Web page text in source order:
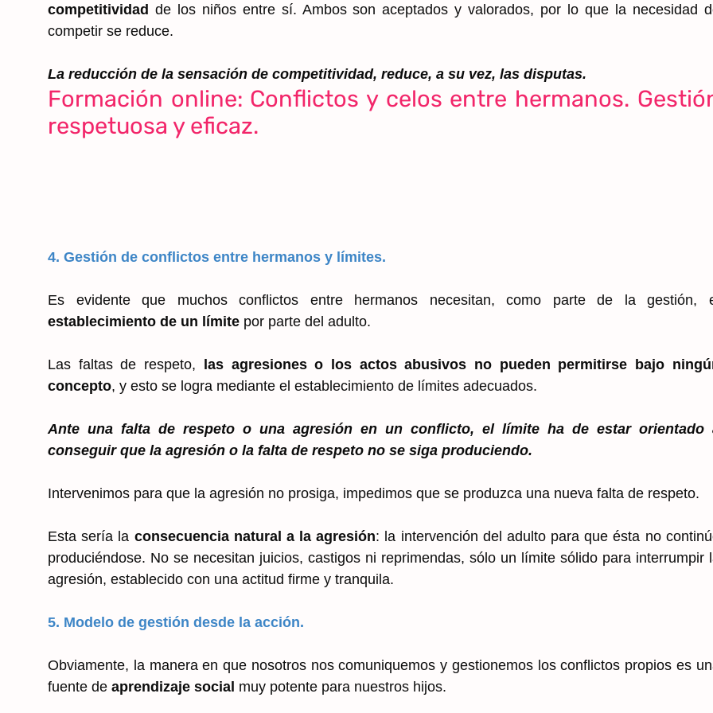
competitividad de los niños entre sí. Ambos son aceptados y valorados, por lo que la necesidad
competir se reduce.
La reducción de la sensación de competitividad, reduce, a su vez, las disputas.
Formación online: Conflictos y celos entre hermanos.
respetuosa y eficaz.
4. Gestión de conflictos entre hermanos y límites.
Es evidente que muchos conflictos entre hermanos necesitan, como parte de la gestión,
establecimiento de un límite por parte del adulto.
Las faltas de respeto, las agresiones o los actos abusivos no pueden permitirse bajo
concepto, y esto se logra mediante el establecimiento de límites adecuados.
Ante una falta de respeto o una agresión en un conflicto, el límite ha de estar orientado
conseguir que la agresión o la falta de respeto no se siga produciendo.
Intervenimos para que la agresión no prosiga, impedimos que se produzca una nueva falta de respeto.
Esta sería la consecuencia natural a la agresión: la intervención del adulto para que ésta no
produciéndose. No se necesitan juicios, castigos ni reprimendas, sólo un límite sólido para interrumpir
agresión, establecido con una actitud firme y tranquila.
5. Modelo de gestión desde la acción.
Obviamente, la manera en que nosotros nos comuniquemos y gestionemos los conflictos propios es
fuente de aprendizaje social muy potente para nuestros hijos.